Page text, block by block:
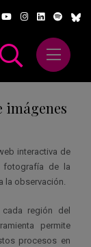
Abrir
imágenes
interactiva de
fotografía de la
la observación.
región del
permite
procesos en